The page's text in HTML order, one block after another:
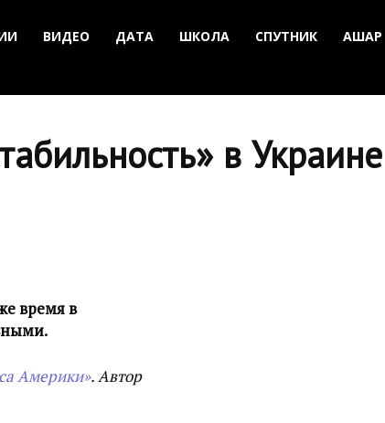
ВИДЕО ДАТА ШКОЛА СПУТНИК АШАР
в Украине
время в
Америки». Автор